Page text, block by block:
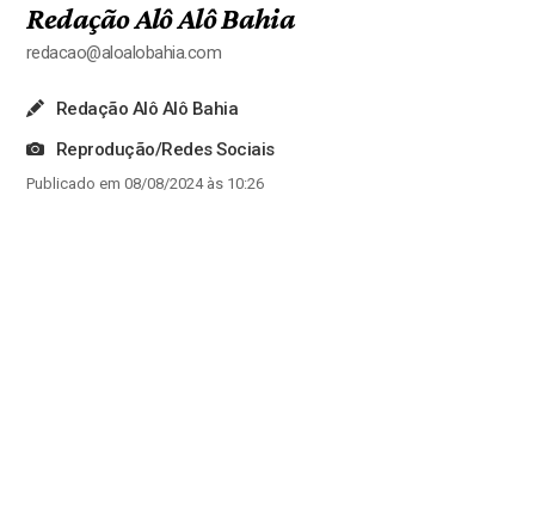
Redação Alô Alô Bahia
redacao@aloalobahia.com
Redação Alô Alô Bahia
Reprodução/Redes Sociais
Publicado em 08/08/2024 às 10:26